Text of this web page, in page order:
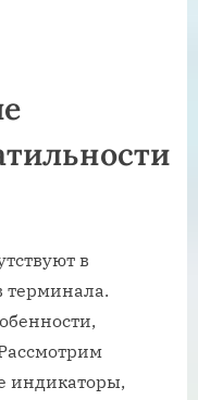
в
терминала.
индикаторы,